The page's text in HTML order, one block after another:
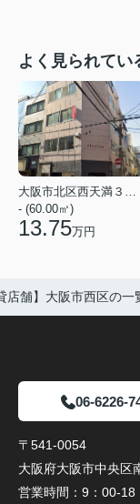
よく見られてい
- (60.00㎡)
13.75万円
店舗】大阪市西区の一
06-6226-
〒541-0054
大阪府大阪市中央区
営業時間： 9：00-18